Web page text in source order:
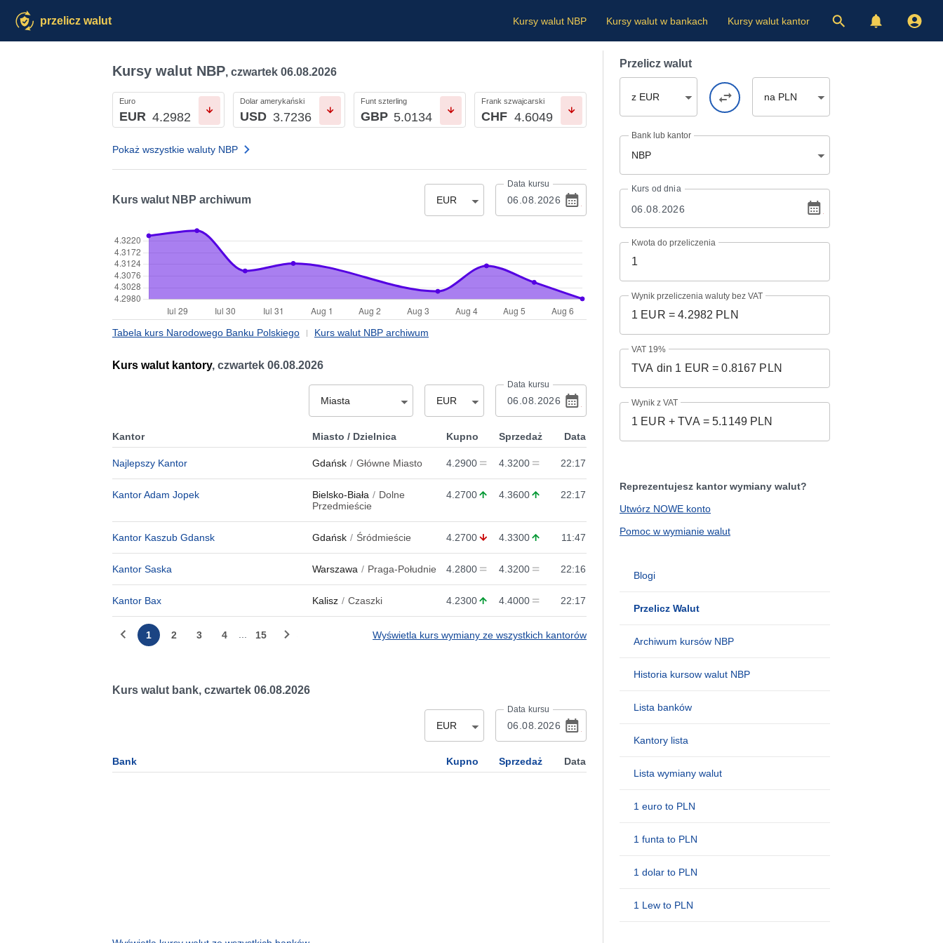
przelicz walut Kursy walut NBP Kursy walut w bankach Kursy walut kantor
Kursy walut NBP, czwartek 06.08.2026
Euro
EUR 4.2982
Dolar amerykański
USD 3.7236
Funt szterling
GBP 5.0134
Frank szwajcarski
CHF 4.6049
Pokaż wszystkie waluty NBP
EUR
Data kursu
Kurs walut NBP archiwum
Tabela kurs Narodowego Banku Polskiego Kurs walut NBP archiwum
Kurs walut kantory, czwartek 06.08.2026
Miasta EUR
Data kursu
Kantor Miasto / Dzielnica Kupno Sprzedaż Data
Najlepszy Kantor Gdańsk Główne Miasto 4.2900 4.3200 22:17
Kantor Adam Jopek Bielsko-Biała
Dolne
Przedmieście
4.2700 4.3600 22:17
Kantor Kaszub Gdansk Gdańsk Śródmieście 4.2700 4.3300 11:47
Kantor Saska Warszawa Praga-Południe 4.2800 4.3200 22:16
Kantor Bax Kalisz Czaszki 4.2300 4.4000 22:17
1 2 3 4 15 Wyświetla kurs wymiany ze wszystkich kantorów
Kurs walut bank, czwartek 06.08.2026
EUR
Data kursu
Bank Kupno Sprzedaż Data
Przelicz walut
z EUR na PLN
Bank lub kantor
NBP
Kurs od dnia
Kwota do przeliczenia
Wynik przeliczenia waluty bez VAT
VAT 19%
Wynik z VAT
Reprezentujesz kantor wymiany walut?
Utwórz NOWE konto
Pomoc w wymianie walut
Blogi
Przelicz Walut
Archiwum kursów NBP
Historia kursow walut NBP
Lista banków
Kantory lista
Lista wymiany walut
1 euro to PLN
1 funta to PLN
1 dolar to PLN
1 Lew to PLN